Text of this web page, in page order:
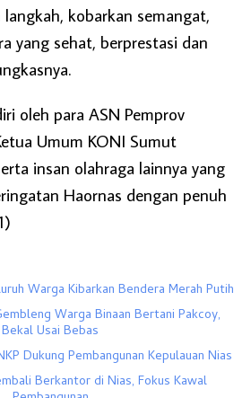
kobarkan semangat,
yang sehat, berprestasi dan
oleh para ASN Pemprov
Umum KONI Sumut
insan olahraga lainnya yang
Haornas dengan penuh
Warga Kibarkan Bendera Merah Putih
Warga Binaan Bertani Pakcoy,
Bekal Usai Bebas
Dukung Pembangunan Kepulauan Nias
Berkantor di Nias, Fokus Kawal